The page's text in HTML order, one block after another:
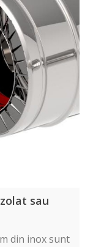
sau
din inox sunt